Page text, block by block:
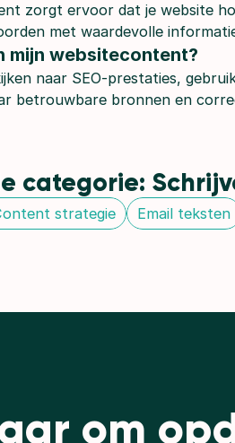
zorgt ervoor dat je website
met waardevolle
mijn websitecontent?
naar SEO-prestaties,
betrouwbare bronnen en
categorie:
strategie Email teksten
om